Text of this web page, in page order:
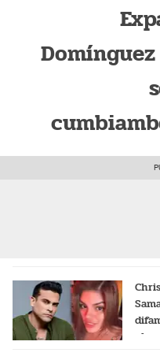
Domínguez
el